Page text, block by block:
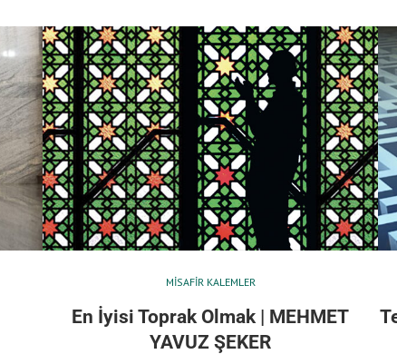
MISAFIR KALEMLER
En İyisi Toprak Olmak | MEHMET
YAVUZ ŞEKER